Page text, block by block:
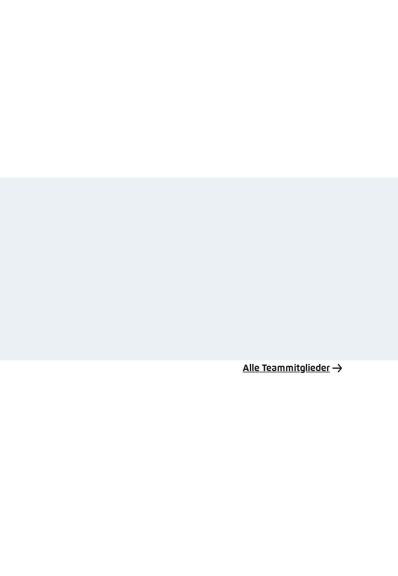
Alle Teammitglieder